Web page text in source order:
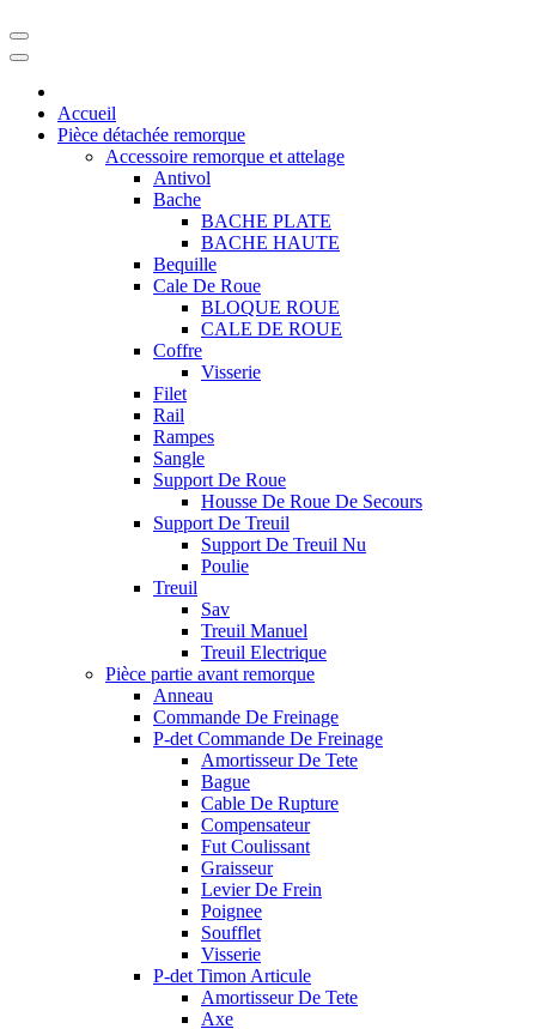
Accueil
Pièce détachée remorque
Accessoire remorque et attelage
Antivol
Bache
BACHE PLATE
BACHE HAUTE
Bequille
Cale De Roue
BLOQUE ROUE
CALE DE ROUE
Coffre
Visserie
Filet
Rail
Rampes
Sangle
Support De Roue
Housse De Roue De Secours
Support De Treuil
Support De Treuil Nu
Poulie
Treuil
Sav
Treuil Manuel
Treuil Electrique
Pièce partie avant remorque
Anneau
Commande De Freinage
P-det Commande De Freinage
Amortisseur De Tete
Bague
Cable De Rupture
Compensateur
Fut Coulissant
Graisseur
Levier De Frein
Poignee
Soufflet
Visserie
P-det Timon Articule
Amortisseur De Tete
Axe